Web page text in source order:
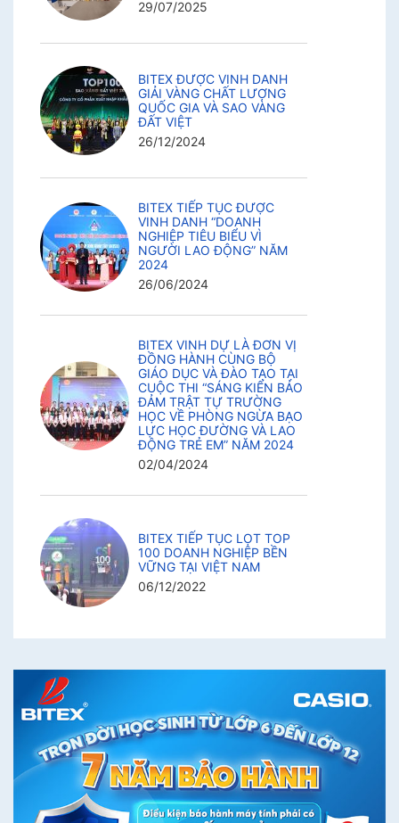
29/07/2025
BITEX ĐƯỢC VINH DANH
GIẢI VÀNG CHẤT LƯỢNG
QUỐC GIA VÀ SAO VÀNG
ĐẤT VIỆT
26/12/2024
BITEX TIẾP TỤC ĐƯỢC
VINH DANH “DOANH
NGHIỆP TIÊU BIỂU VÌ
NGƯỜI LAO ĐỘNG” NĂM
2024
26/06/2024
BITEX VINH DỰ LÀ ĐƠN VỊ
ĐỒNG HÀNH CÙNG BỘ
GIÁO DỤC VÀ ĐÀO TẠO TẠI
CUỘC THI “SÁNG KIẾN BẢO
ĐẢM TRẬT TỰ TRƯỜNG
HỌC VỀ PHÒNG NGỪA BẠO
LỰC HỌC ĐƯỜNG VÀ LAO
ĐỘNG TRẺ EM” NĂM 2024
02/04/2024
BITEX TIẾP TỤC LỌT TOP
100 DOANH NGHIỆP BỀN
VỮNG TẠI VIỆT NAM
06/12/2022